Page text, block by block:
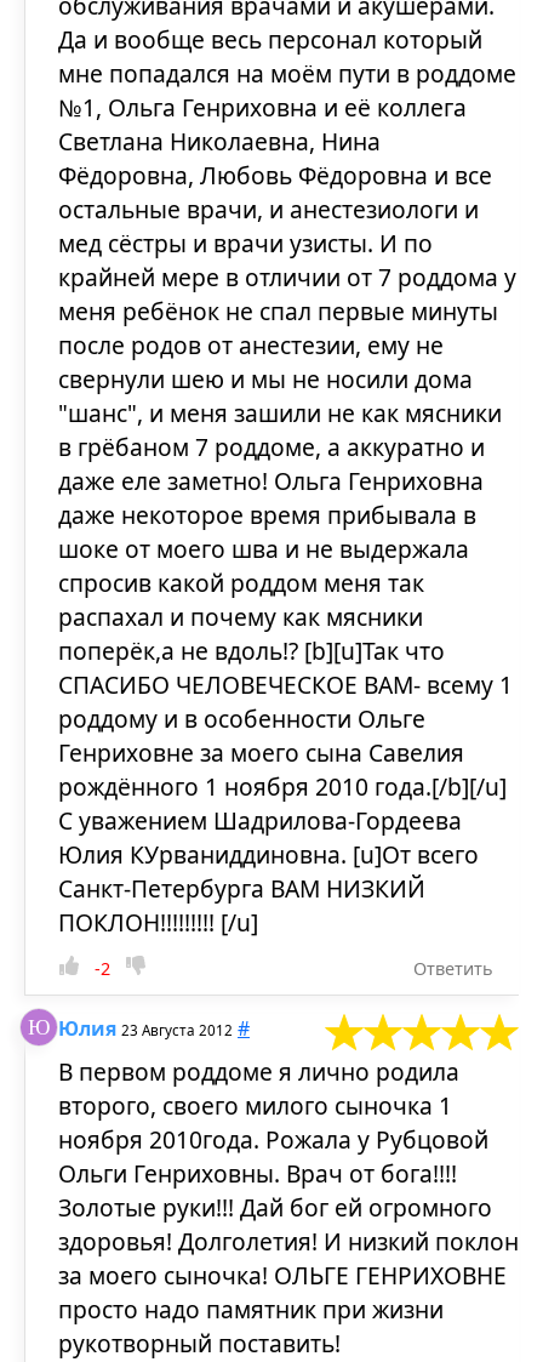
Да и вообще весь персонал который
мне попадался на моём пути в роддоме
№1, Ольга Генриховна и её коллега
Светлана Николаевна, Нина
Фёдоровна, Любовь Фёдоровна и все
остальные врачи, и анестезиологи и
мед сёстры и врачи узисты. И по
крайней мере в отличии от 7 роддома у
меня ребёнок не спал первые минуты
после родов от анестезии, ему не
свернули шею и мы не носили дома
"шанс", и меня зашили не как мясники
в грёбаном 7 роддоме, а аккуратно и
даже еле заметно! Ольга Генриховна
даже некоторое время прибывала в
шоке от моего шва и не выдержала
спросив какой роддом меня так
распахал и почему как мясники
поперёк,а не вдоль!? [b][u]Так что
СПАСИБО ЧЕЛОВЕЧЕСКОЕ ВАМ- всему 1
роддому и в особенности Ольге
Генриховне за моего сына Савелия
рождённого 1 ноября 2010 года.[/b][/u]
С уважением Шадрилова-Гордеева
Юлия КУрваниддиновна. [u]От всего
Санкт-Петербурга ВАМ НИЗКИЙ
ПОКЛОН!!!!!!!!! [/u]
-2 Ответить
Юлия 23 Августа 2012 #
В первом роддоме я лично родила
второго, своего милого сыночка 1
ноября 2010года. Рожала у Рубцовой
Ольги Генриховны. Врач от бога!!!!
Золотые руки!!! Дай бог ей огромного
здоровья! Долголетия! И низкий поклон
за моего сыночка! ОЛЬГЕ ГЕНРИХОВНЕ
просто надо памятник при жизни
рукотворный поставить!